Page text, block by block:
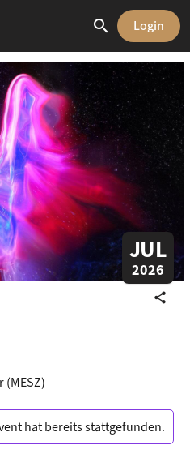
search Login
JUL
2026
share
(MESZ)
hat bereits stattgefunden.